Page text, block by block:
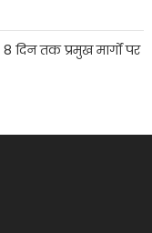
तक प्रमुख मार्गों पर